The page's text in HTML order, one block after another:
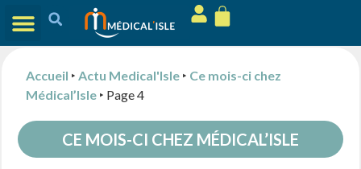
Accueil ‣ Actu Medical'Isle ‣ Ce mois-ci chez
Médical’Isle ‣ Page 4
CE MOIS-CI CHEZ MÉDICAL’ISLE